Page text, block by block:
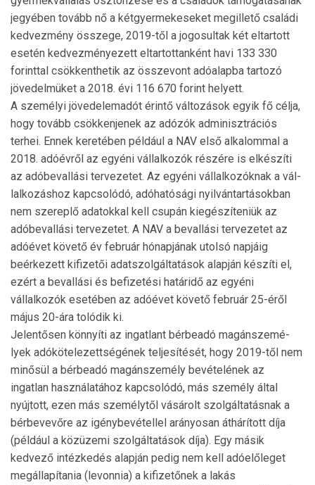
jegyében tovább nő a kétgyermekeseket megillető családi
kedvezmény összege, 2019-től a jogosultak két eltartott
esetén kedvezményezett eltartottanként havi 133 330
forinttal csökkenthetik az összevont adóalapba tartozó
jövedelmüket a 2018. évi 116 670 forint helyett.
A személyi jövedelemadót érintő változások egyik fő cél­ja,
hogy tovább csökkenjenek az adózók adminisztrációs
terhei. Ennek keretében például a NAV első alkalommal a
2018. adóévről az egyéni vállalkozók részére is elkészíti
az adóbevallási tervezetet. Az egyéni vállalkozóknak a vál­
lal­ko­záshoz kapcsolódó, adóhatósági nyilvántartásokban
nem szereplő adatokkal kell csupán kiegészíteniük az
adóbevallási tervezetet. A NAV a bevallási tervezetet az
adóévet követő év február hónapjának utolsó napjáig
beérkezett kifizetői adatszolgáltatások alapján készíti el,
ezért a be­vallási és befizetési határidő az egyéni
vállalkozók esetében az adóévet követő február 25-éről
május 20-ára tolódik ki.
Jelentősen könnyíti az ingatlant bérbeadó magánsze­mé­
lyek adókötelezettségének teljesítését, hogy 2019-től nem
minősül a bérbeadó magánszemély bevételének az
ingatlan használatához kapcsolódó, más személy által
nyújtott, ezen más személytől vásárolt szolgáltatásnak a
bérbevevőre az igénybevétellel arányosan áthárított díja
(például a közüzemi szolgáltatások díja). Egy másik
kedvező intézkedés alapján pedig nem kell adóelőleget
megállapítania (le­vonnia) a kifizetőnek a lakás